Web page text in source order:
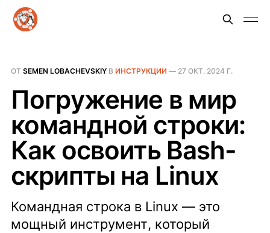
ОТ SEMEN LOBACHEVSKIYВ ИНСТРУКЦИИ — 27 ОКТ. 2024 Г.
Погружение в мир
командной строки:
Как освоить Bash-
скрипты на Linux
Командная строка в Linux — это
мощный инструмент, который